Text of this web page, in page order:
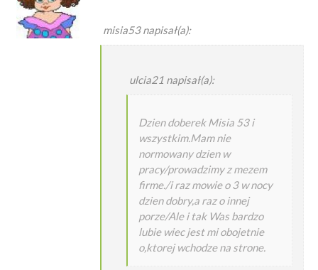
misia53 napisał(a):
ulcia21 napisał(a):
Dzien doberek Misia 53 i
wszystkim.Mam nie
normowany dzien w
pracy/prowadzimy z mezem
firme./i raz mowie o 3 w nocy
dzien dobry,a raz o innej
porze/Ale i tak Was bardzo
lubie wiec jest mi obojetnie
o,ktorej wchodze na strone.